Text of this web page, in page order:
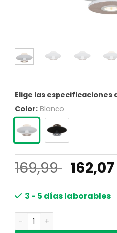
Elige las especificaciones
Color: Blanco
169,99 El
precio
original
162,07
3 - 5 días laborables
Lámpara de techo